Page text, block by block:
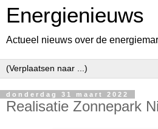
Energienieuws
Actueel nieuws over de
donderdag 31 maart 2022
Realisatie Zonnepark